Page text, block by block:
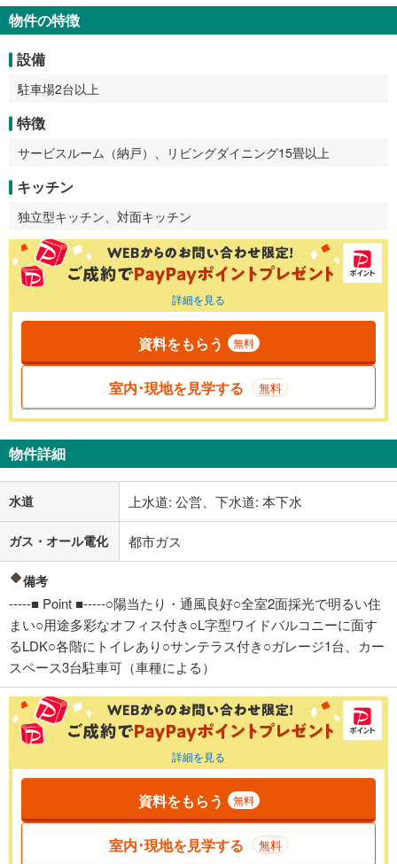
物件の特徴
設備
駐車場2台以上
特徴
サービスルーム（納戸）、リビングダイニング15畳以上
キッチン
独立型キッチン、対面キッチン
詳細を見る
資料をもらう 無料
室内･現地を見学する 無料
物件詳細
水道 上水道: 公営、下水道: 本下水
ガス・オール電化 都市ガス
備考
-----■ Point ■-----○陽当たり・通風良好○全室2面採光で明るい住
まい○用途多彩なオフィス付き○L字型ワイドバルコニーに面す
るLDK○各階にトイレあり○サンテラス付き○ガレージ1台、カー
スペース3台駐車可（車種による）
詳細を見る
資料をもらう 無料
室内･現地を見学する 無料